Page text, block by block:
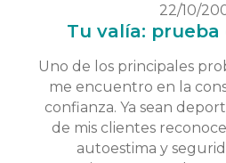
22/10/
Tu valía:
Uno de los principales
me encuentro en la
confianza. Ya sean
de mis clientes
autoestima y